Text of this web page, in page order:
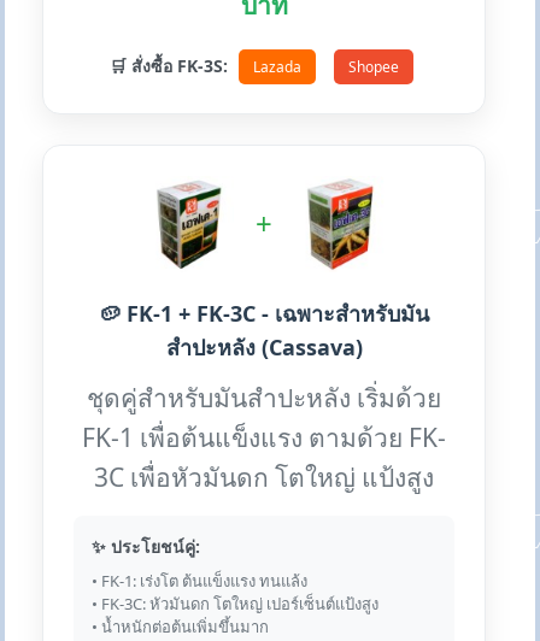
🛒 สั่งซื้อ FK-3S: Lazada Shopee
+
🥔 FK-1 + FK-3C - เฉพาะสำหรับมัน
สำปะหลัง (Cassava)
ชุดคู่สำหรับมันสำปะหลัง เริ่มด้วย
FK-1 เพื่อต้นแข็งแรง ตามด้วย FK-
3C เพื่อหัวมันดก โตใหญ่ แป้งสูง
✨ ประโยชน์คู่:
• FK-1: เร่งโต ต้นแข็งแรง ทนแล้ง
• FK-3C: หัวมันดก โตใหญ่ เปอร์เซ็นต์แป้งสูง
• น้ำหนักต่อต้นเพิ่มขึ้นมาก